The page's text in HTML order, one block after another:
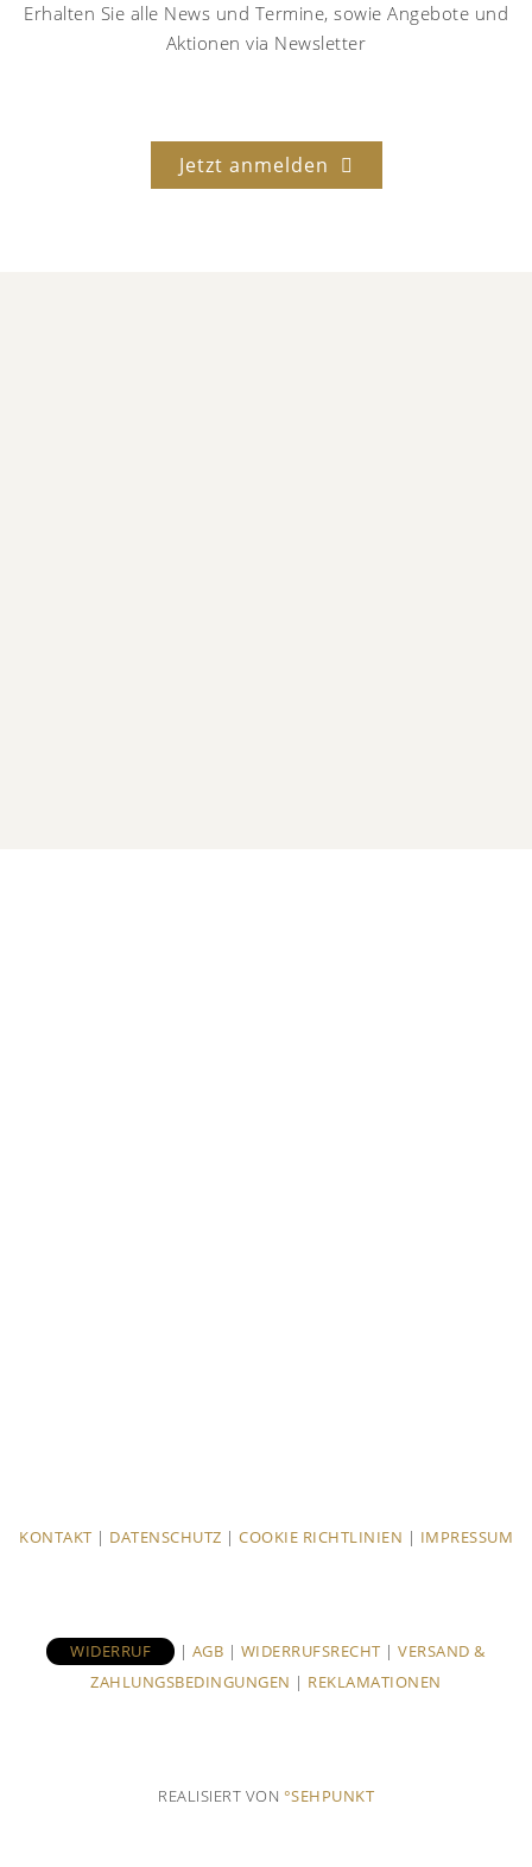
Erhalten Sie alle News und Termine, sowie Angebote und
Aktionen via Newsletter
Jetzt anmelden
KONTAKT | DATENSCHUTZ | COOKIE RICHTLINIEN | IMPRESSUM
WIDERRUF | AGB | WIDERRUFSRECHT |VERSAND &
ZAHLUNGSBEDINGUNGEN | REKLAMATIONEN
REALISIERT VON °SEHPUNKT